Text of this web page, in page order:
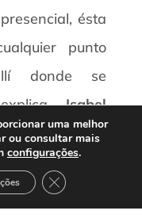
ésta
punto
donde se
explicaIsabel
de
uma melhor
ou consultar mais
configurações.
Close GDPR